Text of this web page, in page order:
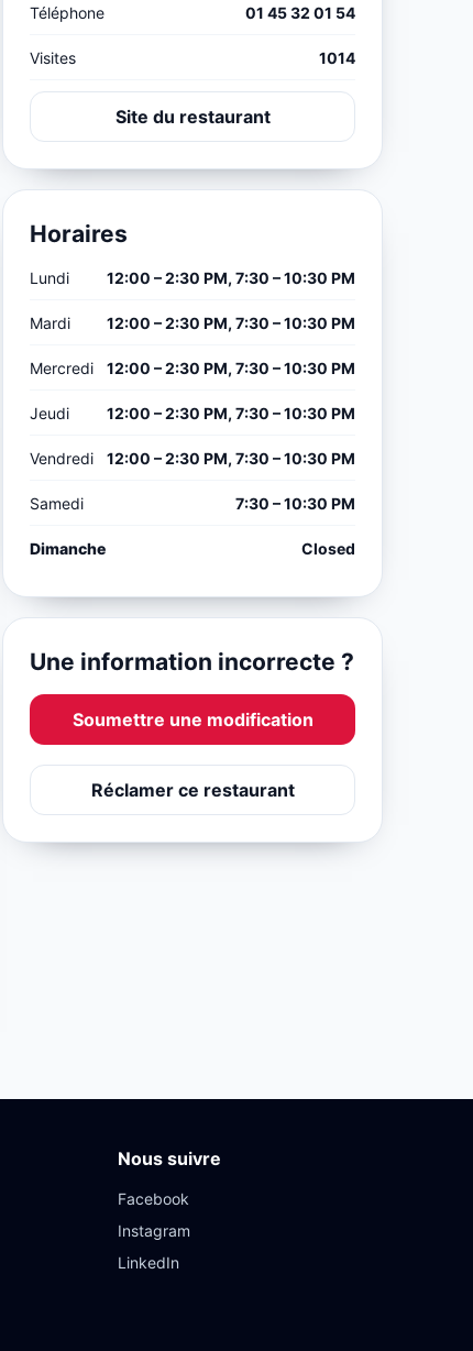
Téléphone 01 45 32 01 54
Visites 1014
Site du restaurant
Horaires
Lundi 12:00 – 2:30 PM, 7:30 – 10:30 PM
Mardi 12:00 – 2:30 PM, 7:30 – 10:30 PM
Mercredi 12:00 – 2:30 PM, 7:30 – 10:30 PM
Jeudi 12:00 – 2:30 PM, 7:30 – 10:30 PM
Vendredi 12:00 – 2:30 PM, 7:30 – 10:30 PM
Samedi 7:30 – 10:30 PM
Dimanche Closed
Une information incorrecte ?
Soumettre une modification
Réclamer ce restaurant
Nous suivre
Facebook
Instagram
LinkedIn